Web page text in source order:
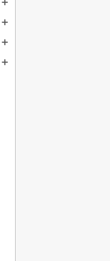
add
add
add
add